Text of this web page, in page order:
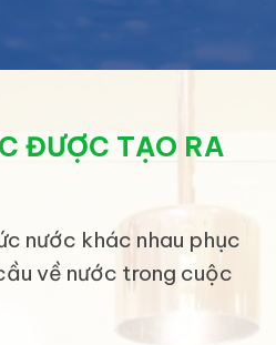
ĐƯỢC TẠO RA
nước khác nhau phục
về nước trong cuộc